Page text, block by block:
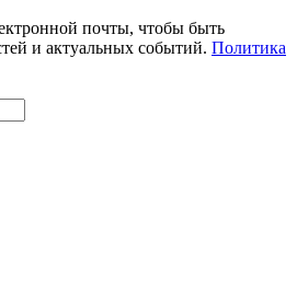
почты, чтобы быть
и актуальных событий. Политика